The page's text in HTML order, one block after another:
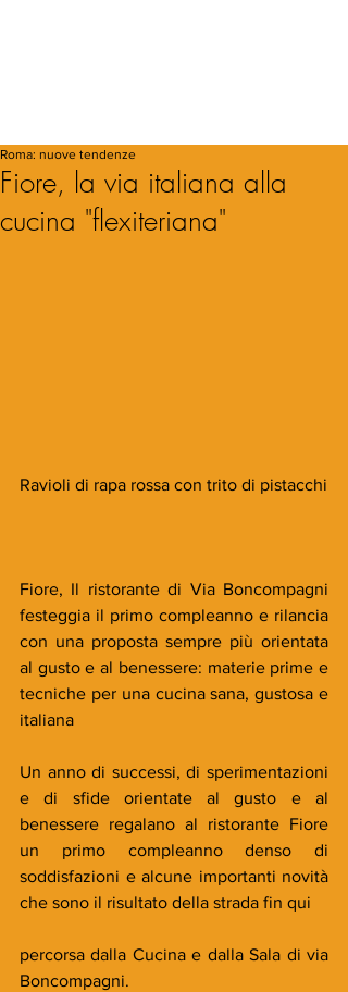
Fiore, la via italiana alla
cucina "flexiteriana"
Roma: nuove tendenze
Ravioli di rapa rossa con trito di pistacchi
Fiore, Il ristorante di Via Boncompagni
festeggia il primo compleanno e rilancia
con una proposta sempre più orientata
al gusto e al benessere: materie prime e
tecniche per una cucina sana, gustosa e
italiana
Un anno di successi, di sperimentazioni
e di sfide orientate al gusto e al
benessere regalano al ristorante Fiore
un primo compleanno denso di
soddisfazioni e alcune importanti novità
che sono il risultato della strada fin qui
percorsa dalla Cucina e dalla Sala di via
Boncompagni.